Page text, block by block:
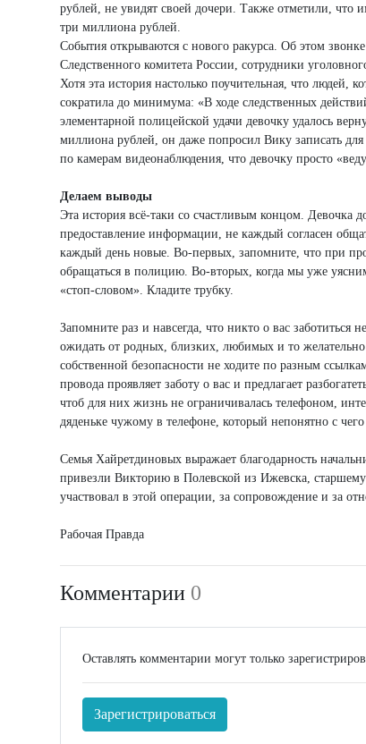
рублей, не увидят своей дочери. Также отметили, что
три миллиона рублей.
События открываются с нового ракурса. Об этом
Следственного комитета России, сотрудники
Хотя эта история настолько поучительная, что
сократила до минимума: «В ходе следственных
элементарной полицейской удачи девочку удалось
миллиона рублей, он даже попросил Вику записать
по камерам видеонаблюдения, что девочку просто
Делаем выводы
Эта история всё-таки со счастливым концом. Девочка
предоставление информации, не каждый согласен
каждый день новые. Во-первых, запомните, что при
обращаться в полицию. Во-вторых, когда мы уже
«стоп-словом». Кладите трубку.
Запомните раз и навсегда, что никто о вас
ожидать от родных, близких, любимых и то желательно
собственной безопасности не ходите по разным
провода проявляет заботу о вас и предлагает
чтоб для них жизнь не ограничивалась телефоном,
дяденьке чужому в телефоне, который непонятно с
Семья Хайретдиновых выражает благодарность
привезли Викторию в Полевской из Ижевска,
участвовал в этой операции, за сопровождение и за
Рабочая Правда
Комментарии 0
Оставлять комментарии могут только
Зарегистрироваться